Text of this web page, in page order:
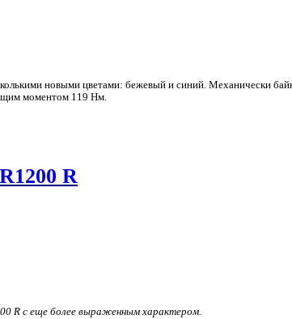
новыми цветами: бежевый и синий. Механически
моментом 119 Нм.
R
R с еще более выраженным характером.